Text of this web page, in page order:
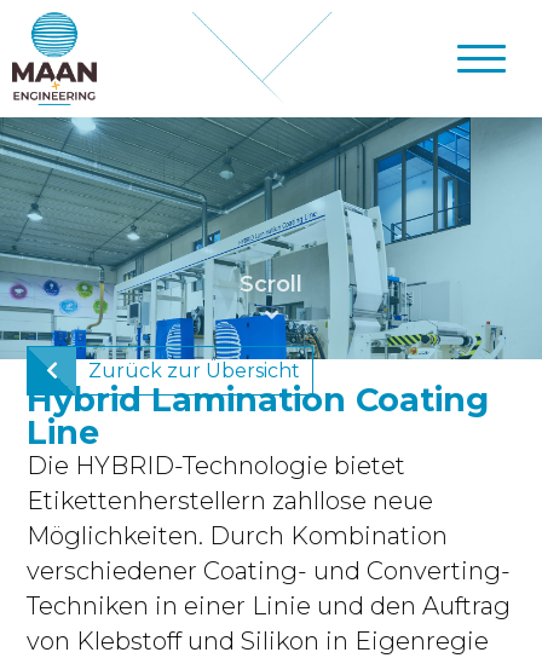
Zurück zur Übersicht
Hybrid Lamination Coating
Line
Die HYBRID-Technologie bietet
Etikettenherstellern zahllose neue
Möglichkeiten. Durch Kombination
verschiedener Coating- und Converting-
Techniken in einer Linie und den Auftrag
von Klebstoff und Silikon in Eigenregie